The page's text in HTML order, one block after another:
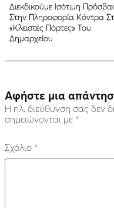
Διεκδικούμε Ισότιμη
Στην Πληροφορία Κόντρα
«Κλειστές Πόρτες» Του
Δημαρχείου
Αφήστε μια
Η ηλ. διεύθυνση σας δεν
σημειώνονται με *
Σχόλιο *